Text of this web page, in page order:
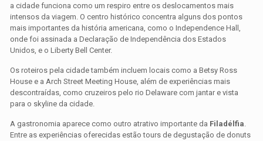
a cidade funciona como um respiro entre os deslocamentos mais
intensos da viagem. O centro histórico concentra alguns dos pontos
mais importantes da história americana, como o Independence Hall,
onde foi assinada a Declaração de Independência dos Estados
Unidos, e o Liberty Bell Center.
Os roteiros pela cidade também incluem locais como a Betsy Ross
House e a Arch Street Meeting House, além de experiências mais
descontraídas, como cruzeiros pelo rio Delaware com jantar e vista
para o skyline da cidade.
A gastronomia aparece como outro atrativo importante da Filadélfia
Entre as experiências oferecidas estão tours de degustação de donuts